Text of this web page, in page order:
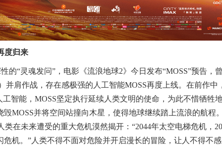
度归来
的“灵魂发问”，电影《流浪地球2》今日发布“MOSS”预告，
并肩作战，存在感极强的人工智能MOSS再度上线。在前作中
工智能，MOSS坚定执行延续人类文明的使命，为此不惜牺牲
毁MOSS并将空间站撞向木星， 使得地球继续踏上流浪的航程
类在未来遭受的重大危机漠然揭开：“2044年太空电梯危机，
机。 ”人类不得不面对危险并开启漫长的冒险，让人不得不感